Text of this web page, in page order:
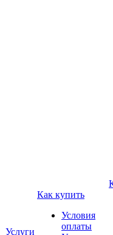
Услуги
Как купить
Условия
оплаты